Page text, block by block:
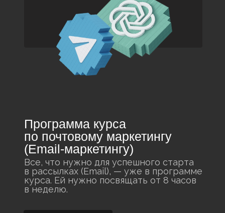
Программа курса
по почтовому маркетингу
(Email-маркетингу)
Все, что нужно для успешного старта
в рассылках (Email), — уже в программе
курса. Ей нужно посвящать от 8 часов
в неделю.